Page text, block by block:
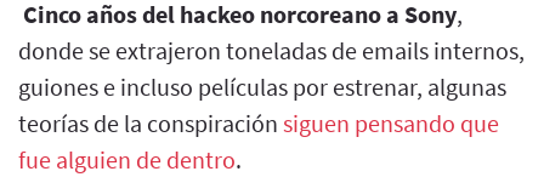
Cinco años del hackeo norcoreano a Sony,
donde se extrajeron toneladas de emails internos,
guiones e incluso películas por estrenar, algunas
teorías de la conspiración siguen pensando que
fue alguien de dentro.